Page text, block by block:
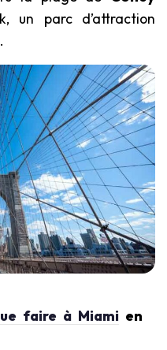
un parc d’attraction
faire à Miami en